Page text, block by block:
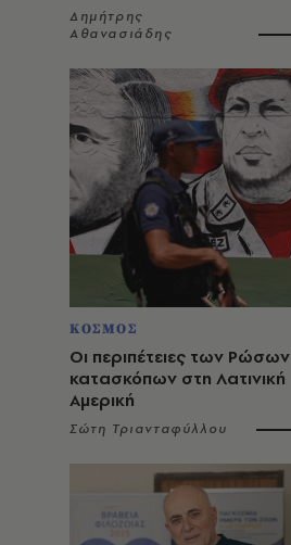
Δημήτρης
Αθανασιάδης
ΚΟΣΜΟΣ
Οι περιπέτειες των Ρώσων
κατασκόπων στη Λατινική
Αμερική
Σώτη Τριανταφύλλου